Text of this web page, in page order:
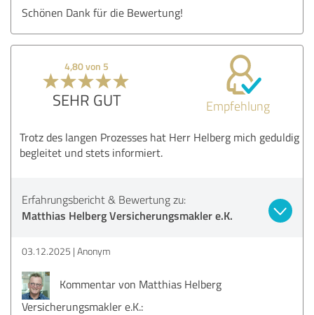
Schönen Dank für die Bewertung!
4,80 von 5
SEHR GUT Empfehlung
Trotz des langen Prozesses hat Herr Helberg mich geduldig
begleitet und stets informiert.
Erfahrungsbericht & Bewertung zu:
Matthias Helberg Versicherungsmakler e.K.
03.12.2025 Anonym
Kommentar von Matthias Helberg
Versicherungsmakler e.K.: